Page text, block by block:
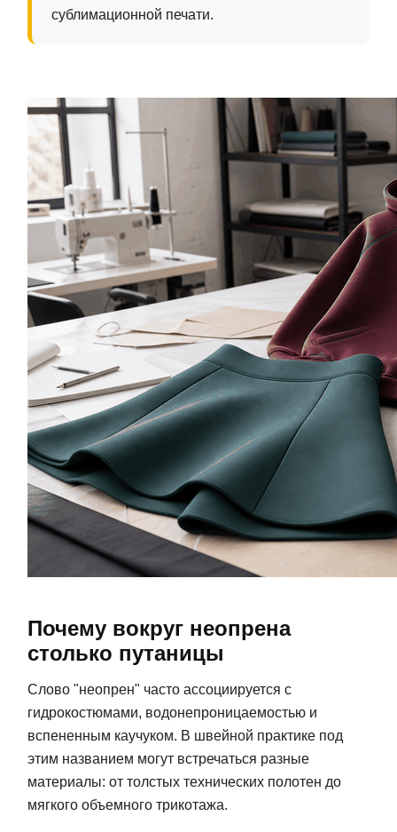
сублимационной печати.
Почему вокруг неопрена
столько путаницы
Слово "неопрен" часто ассоциируется с
гидрокостюмами, водонепроницаемостью и
вспененным каучуком. В швейной практике под
этим названием могут встречаться разные
материалы: от толстых технических полотен до
мягкого объемного трикотажа.